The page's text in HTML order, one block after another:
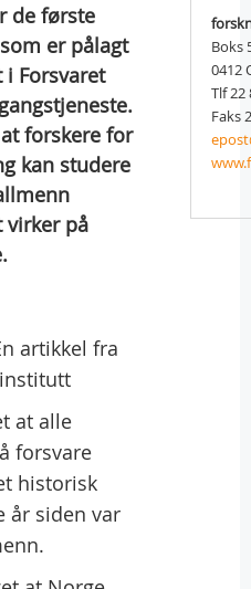
de første
er pålagt
Forsvaret
forskere for
kan studere
virker på
artikkel fra
at alle
forsvare
historisk
år siden var
Boks
0412
Tlf 22
Faks